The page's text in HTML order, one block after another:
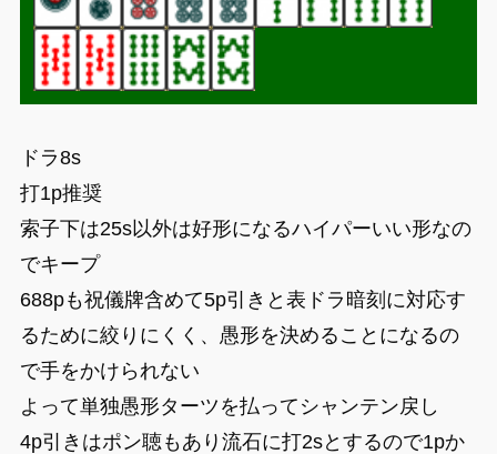
ドラ8s
打1p推奨
索子下は25s以外は好形になるハイパーいい形なの
でキープ
688pも祝儀牌含めて5p引きと表ドラ暗刻に対応す
るために絞りにくく、愚形を決めることになるの
で手をかけられない
よって単独愚形ターツを払ってシャンテン戻し
4p引きはポン聴もあり流石に打2sとするので1pか